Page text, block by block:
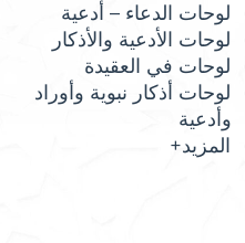
لوحات الدعاء – أدعية
لوحات الأدعية والأذكار
لوحات في العقيدة
لوحات أذكار نبوية وأوراد
وأدعية
المزيد+